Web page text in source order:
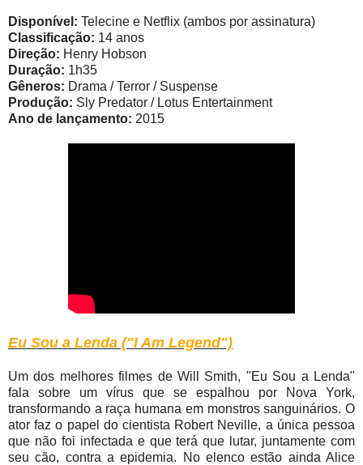
Disponível: Telecine e Netflix (ambos por assinatura)
Classificação: 14 anos
Direção: Henry Hobson
Duração: 1h35
Gêneros: Drama / Terror / Suspense
Produção: Sly Predator / Lotus Entertainment
Ano de lançamento: 2015
Eu Sou a Lenda ("I Am Legend")
Um dos melhores filmes de Will Smith, "Eu Sou a Lenda"
fala sobre um vírus que se espalhou por Nova York,
transformando a raça humana em monstros sanguinários. O
ator faz o papel do cientista Robert Neville, a única pessoa
que não foi infectada e que terá que lutar, juntamente com
seu cão, contra a epidemia. No elenco estão ainda Alice